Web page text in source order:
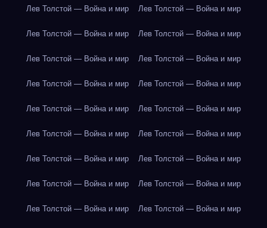
Лев Толстой — Война и мир Лев Толстой — Война и мир
Лев Толстой — Война и мир Лев Толстой — Война и мир
Лев Толстой — Война и мир Лев Толстой — Война и мир
Лев Толстой — Война и мир Лев Толстой — Война и мир
Лев Толстой — Война и мир Лев Толстой — Война и мир
Лев Толстой — Война и мир Лев Толстой — Война и мир
Лев Толстой — Война и мир Лев Толстой — Война и мир
Лев Толстой — Война и мир Лев Толстой — Война и мир
Лев Толстой — Война и мир Лев Толстой — Война и мир